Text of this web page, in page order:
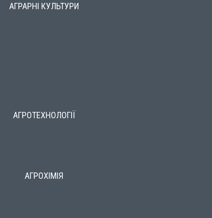
АГРАРНІ КУЛЬТУРИ
АГРОТЕХНОЛОГІЇ
АГРОХІМІЯ